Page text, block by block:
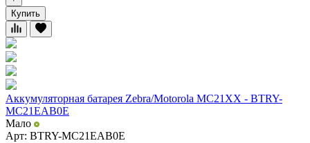
Купить
Аккумуляторная батарея Zebra/Motorola MC21XX - BTRY-
MC21EAB0E
Мало
Арт: BTRY-MC21EAB0E